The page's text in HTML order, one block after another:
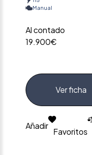
Manual
Al contado
19.900€
Ver ficha
Añadir
Favoritos